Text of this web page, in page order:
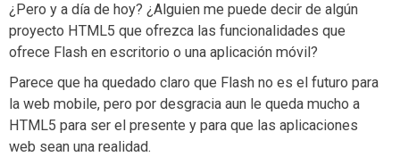
¿Pero y a día de hoy? ¿Alguien me puede decir de algún
proyecto HTML5 que ofrezca las funcionalidades que
ofrece Flash en escritorio o una aplicación móvil?
Parece que ha quedado claro que Flash no es el futuro para
la web mobile, pero por desgracia aun le queda mucho a
HTML5 para ser el presente y para que las aplicaciones
web sean una realidad.